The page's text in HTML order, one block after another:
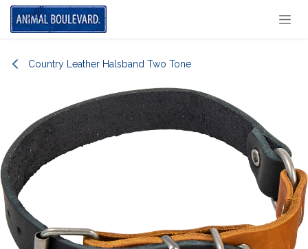
Overslaan naar inhoud
Country Leather Halsband Two Tone